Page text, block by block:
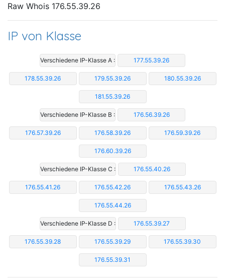
Raw Whois 176.55.39.26
IP von Klasse
Verschiedene IP-Klasse A : 177.55.39.26
178.55.39.26 179.55.39.26 180.55.39.26
181.55.39.26
Verschiedene IP-Klasse B : 176.56.39.26
176.57.39.26 176.58.39.26 176.59.39.26
176.60.39.26
Verschiedene IP-Klasse C : 176.55.40.26
176.55.41.26 176.55.42.26 176.55.43.26
176.55.44.26
Verschiedene IP-Klasse D : 176.55.39.27
176.55.39.28 176.55.39.29 176.55.39.30
176.55.39.31